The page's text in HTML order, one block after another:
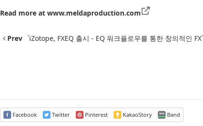
Read more at www.meldaproduction.com
Prev `iZotope, FXEQ 출시 - EQ 워크플로우를 통한 창의적인 FX`
Facebook Twitter Pinterest KakaoStory Band